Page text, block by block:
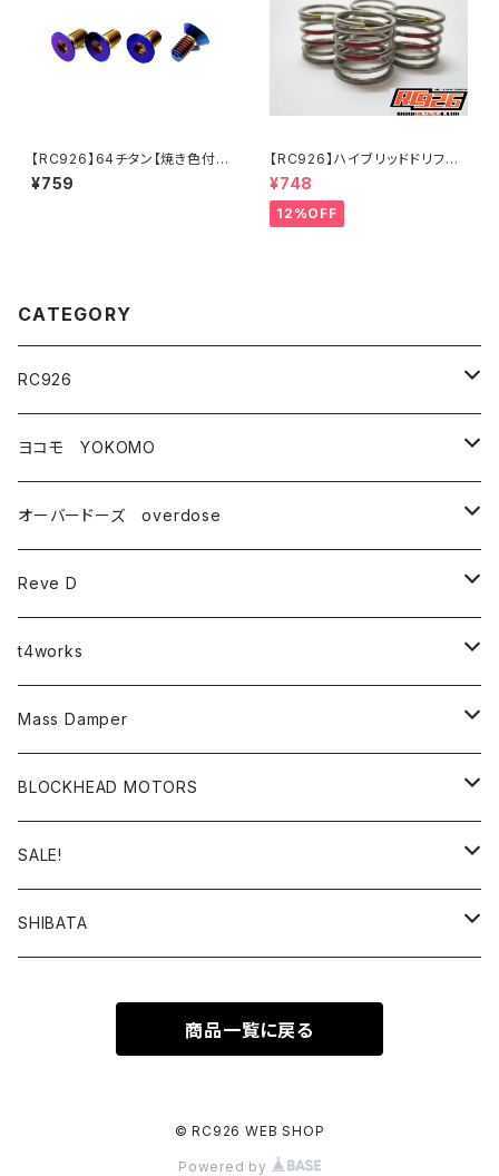
【RC926】64チタン【焼き色付
き】フラットヘッドスクリュー M3
×6mm用 (4個入り) KN-64
¥759
【RC926】ハイブリッドドリフト
スプリング【ツイン】 ミディアム-
1.4 レッド（4個入り） KN-D
ST14
¥748
12%OFF
CATEGORY
RC926
タイヤ・ホイール関連
ドリフトタイヤ
タイヤ
ホイールハブ
タイヤインナー
コンバージョンキット
YD-2
ZEON
ドリフトパーツ
ハイトラクションブラスパーツ(真鍮)
YOKOMO YD-2シリーズ
YOKOMO ドリフトパッケージ(ドリパケ)
ダンパー・スプリング関連
ダンパーカラーチェンジキット
ドリフトスプリング
汎用パーツ
ボディ
ボディ
アクセサリー・デカール・ステッカー
ツール
ビス・ナット・スペーサー・ブッシュ・ステー・皿ワッシャーなど
オフロードパーツ
ヨコモ YOKOMO
YD-2シリーズ
ドリフトパッケージ(ドリパケ)
DRB
DIB
YD-4
YD-4MR
SD2.0
オーバードーズ overdose
GALM
Reve D
RDX
MC-1
t4works
RC_SPECIAL PARTS
APPAREL_LINE
Mass Damper
ステッカー
BLOCKHEAD MOTORS
ステッカー
雑貨
SALE!
タイヤ・ホイール関連
ドリフトパーツ
ダンパー・スプリング関連
SHIBATA
商品一覧に戻る
© RC926 WEB SHOP
Powered by